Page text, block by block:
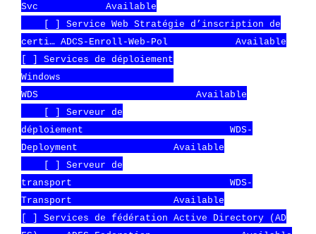
Svc Available
[ ] Service Web Stratégie d’inscription de
certi… ADCS-Enroll-Web-Pol Available
[ ] Services de déploiement
Windows
WDS Available
[ ] Serveur de
déploiement WDS-
Deployment Available
[ ] Serveur de
transport WDS-
Transport Available
[ ] Services de fédération Active Directory (AD